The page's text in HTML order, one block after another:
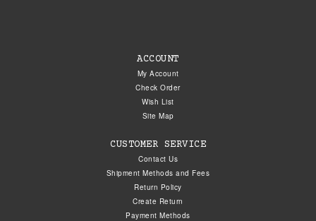
ACCOUNT
My Account
Check Order
Wish List
Site Map
CUSTOMER SERVICE
Contact Us
Shipment Methods and Fees
Return Policy
Create Return
Payment Methods